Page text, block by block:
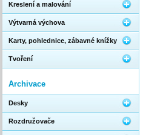
Kreslení a malování
Výtvarná výchova
Karty, pohlednice, zábavné knížky
Tvoření
Archivace
Desky
Rozdružovače